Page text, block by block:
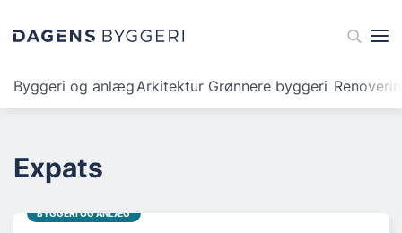
Byggeri og anlægArkitektur Grønnere byggeri
Expats
BYGGERI OG ANLÆG